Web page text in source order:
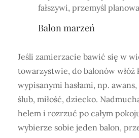
fałszywi, przemyśl
Balon marzeń
Jeśli zamierzacie bawić się w
towarzystwie, do balonów włóż
wypisanymi hasłami, np.
ślub, miłość, dziecko.
helem i rozrzuć po całym
wybierze sobie jeden balon,